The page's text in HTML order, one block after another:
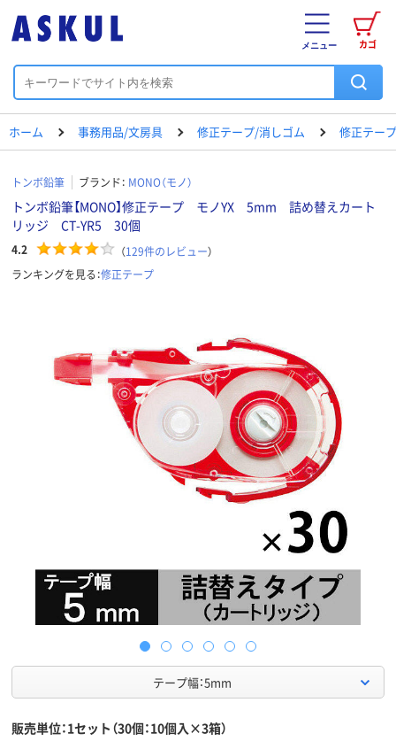
カゴ
メニュー
ホーム 事務用品/文房具 修正テープ/消しゴム 修正テープ
トンボ鉛筆 ブランド： MONO（モノ）
トンボ鉛筆【MONO】修正テープ モノYX 5mm 詰め替えカート
リッジ CT-YR5 30個
4.2 （129件のレビュー）
ランキングを見る：修正テープ
テープ幅：5mm
販売単位：1セット（30個：10個入×3箱）